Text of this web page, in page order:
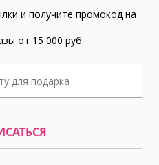
и получите промокод на
от 15 000 руб.